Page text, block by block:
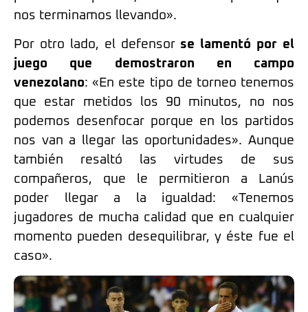
nos terminamos llevando».
Por otro lado, el defensor se lamentó por el
juego que demostraron en campo
venezolano: «En este tipo de torneo tenemos
que estar metidos los 90 minutos, no nos
podemos desenfocar porque en los partidos
nos van a llegar las oportunidades». Aunque
también resaltó las virtudes de sus
compañeros, que le permitieron a Lanús
poder llegar a la igualdad: «Tenemos
jugadores de mucha calidad que en cualquier
momento pueden desequilibrar, y éste fue el
caso».